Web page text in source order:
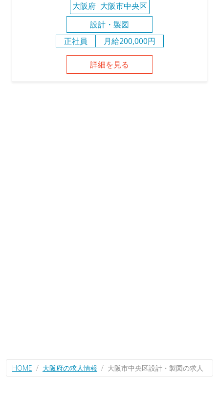
大阪府 大阪市中央区
設計・製図
正社員
月給200,000円
詳細を見る
HOME 大阪府の求人情報 大阪市中央区設計・製図の求人